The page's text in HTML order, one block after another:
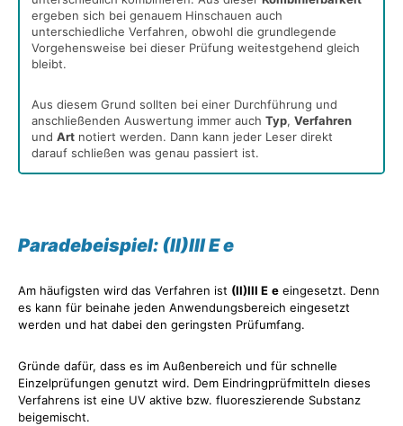
ergeben sich bei genauem Hinschauen auch
unterschiedliche Verfahren, obwohl die grundlegende
Vorgehensweise bei dieser Prüfung weitestgehend gleich
bleibt.
Aus diesem Grund sollten bei einer Durchführung und
anschließenden Auswertung immer auch Typ, Verfahren
und Art notiert werden. Dann kann jeder Leser direkt
darauf schließen was genau passiert ist.
Paradebeispiel: (II)III E e
Am häufigsten wird das Verfahren ist (II)III E e eingesetzt. Denn
es kann für beinahe jeden Anwendungsbereich eingesetzt
werden und hat dabei den geringsten Prüfumfang.
Gründe dafür, dass es im Außenbereich und für schnelle
Einzelprüfungen genutzt wird. Dem Eindringprüfmitteln dieses
Verfahrens ist eine UV aktive bzw. fluoreszierende Substanz
beigemischt.